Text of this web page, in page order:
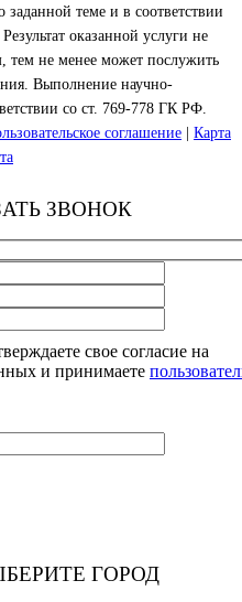
теме и в соответствии
оказанной услуги не
тем не менее может послужить
Выполнение научно-
со ст. 769-778 ГК РФ.
соглашение
Карта
ЗВОНОК
свое согласие на
и принимаете
ГОРОД